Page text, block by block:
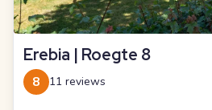
Erebia | Roegte 8
8 11 reviews